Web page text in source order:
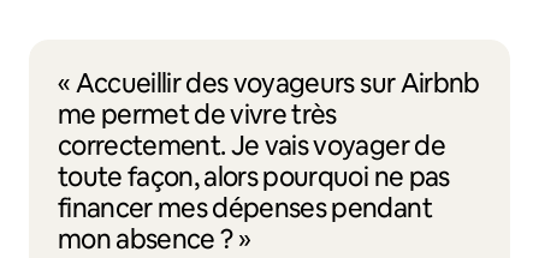
« Accueillir des voyageurs sur Airbnb
me permet de vivre très
correctement. Je vais voyager de
toute façon, alors pourquoi ne pas
financer mes dépenses pendant
mon absence ? »